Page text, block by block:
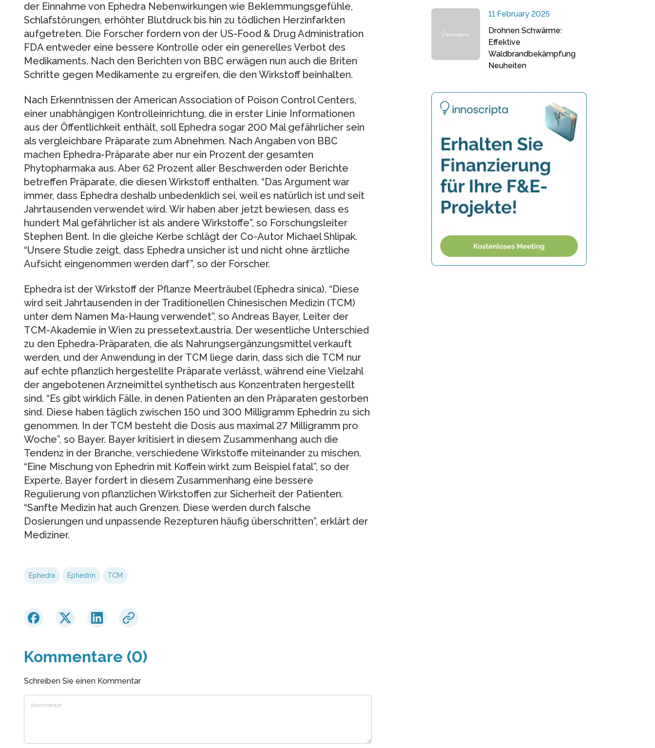
der Einnahme von Ephedra Nebenwirkungen wie Beklemmungsgefühle,
Schlafstörungen, erhöhter Blutdruck bis hin zu tödlichen Herzinfarkten
aufgetreten. Die Forscher fordern von der US-Food & Drug Administration
FDA entweder eine bessere Kontrolle oder ein generelles Verbot des
Medikaments. Nach den Berichten von BBC erwägen nun auch die Briten
Schritte gegen Medikamente zu ergreifen, die den Wirkstoff beinhalten.
Nach Erkenntnissen der American Association of Poison Control Centers,
einer unabhängigen Kontrolleinrichtung, die in erster Linie Informationen
aus der Öffentlichkeit enthält, soll Ephedra sogar 200 Mal gefährlicher sein
als vergleichbare Präparate zum Abnehmen. Nach Angaben von BBC
machen Ephedra-Präparate aber nur ein Prozent der gesamten
Phytopharmaka aus. Aber 62 Prozent aller Beschwerden oder Berichte
betreffen Präparate, die diesen Wirkstoff enthalten. “Das Argument war
immer, dass Ephedra deshalb unbedenklich sei, weil es natürlich ist und seit
Jahrtausenden verwendet wird. Wir haben aber jetzt bewiesen, dass es
hundert Mal gefährlicher ist als andere Wirkstoffe”, so Forschungsleiter
Stephen Bent. In die gleiche Kerbe schlägt der Co-Autor Michael Shlipak.
“Unsere Studie zeigt, dass Ephedra unsicher ist und nicht ohne ärztliche
Aufsicht eingenommen werden darf”, so der Forscher.
Ephedra ist der Wirkstoff der Pflanze Meerträubel (Ephedra sinica). “Diese
wird seit Jahrtausenden in der Traditionellen Chinesischen Medizin (TCM)
unter dem Namen Ma-Haung verwendet”, so Andreas Bayer, Leiter der
TCM-Akademie in Wien zu pressetext.austria. Der wesentliche Unterschied
zu den Ephedra-Präparaten, die als Nahrungsergänzungsmittel verkauft
werden, und der Anwendung in der TCM liege darin, dass sich die TCM nur
auf echte pflanzlich hergestellte Präparate verlässt, während eine Vielzahl
der angebotenen Arzneimittel synthetisch aus Konzentraten hergestellt
sind. “Es gibt wirklich Fälle, in denen Patienten an den Präparaten gestorben
sind. Diese haben täglich zwischen 150 und 300 Milligramm Ephedrin zu sich
genommen. In der TCM besteht die Dosis aus maximal 27 Milligramm pro
Woche”, so Bayer. Bayer kritisiert in diesem Zusammenhang auch die
Tendenz in der Branche, verschiedene Wirkstoffe miteinander zu mischen.
“Eine Mischung von Ephedrin mit Koffein wirkt zum Beispiel fatal”, so der
Experte. Bayer fordert in diesem Zusammenhang eine bessere
Regulierung von pflanzlichen Wirkstoffen zur Sicherheit der Patienten.
“Sanfte Medizin hat auch Grenzen. Diese werden durch falsche
Dosierungen und unpassende Rezepturen häufig überschritten”, erklärt der
Mediziner.
Ephedra Ephedrin TCM
Kommentare (0)
Schreiben Sie einen Kommentar
11 February 2025
Drohnen Schwärme:
Effektive
Waldbrandbekämpfung
Neuheiten